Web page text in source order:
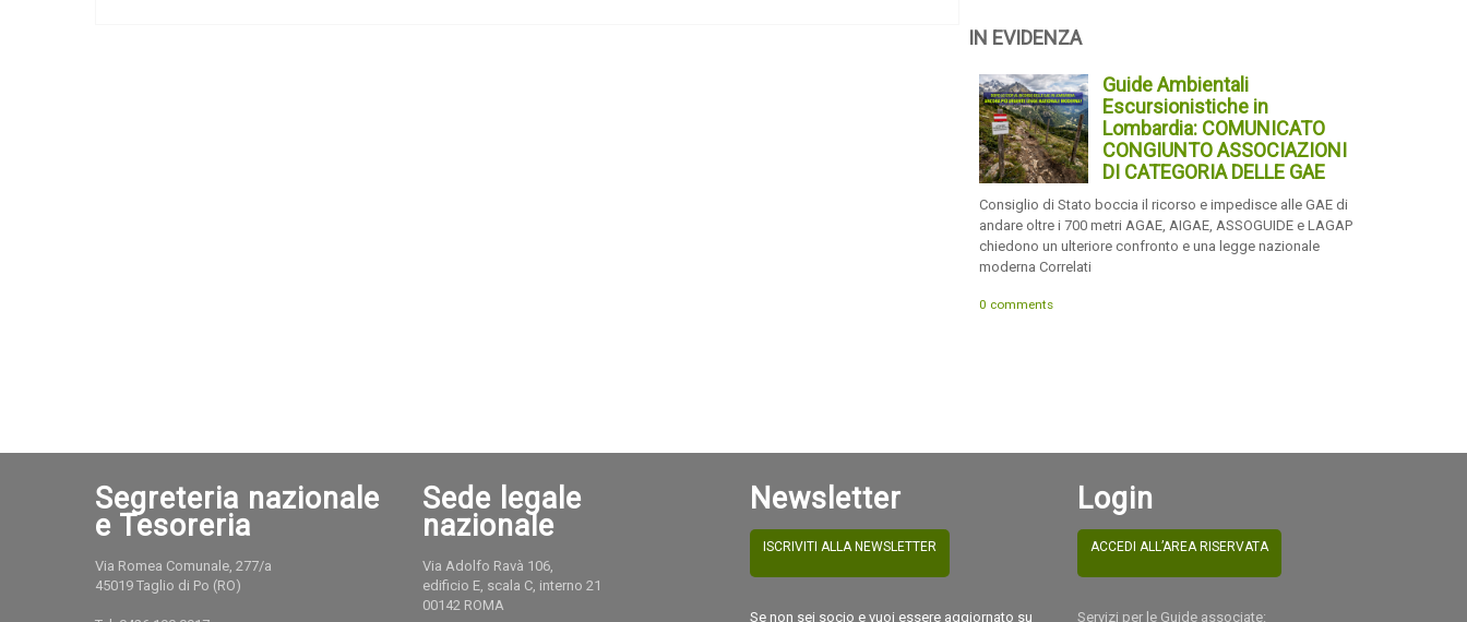
IN EVIDENZA
Guide Ambientali
Escursionistiche in
Lombardia: COMUNICATO
CONGIUNTO ASSOCIAZIONI
DI CATEGORIA DELLE GAE
Consiglio di Stato boccia il ricorso e impedisce alle GAE di
andare oltre i 700 metri AGAE, AIGAE, ASSOGUIDE e LAGAP
chiedono un ulteriore confronto e una legge nazionale
moderna Correlati
0 comments
Segreteria nazionale
e Tesoreria
Via Romea Comunale, 277/a
45019 Taglio di Po (RO)
Sede legale
nazionale
Via Adolfo Ravà 106,
edificio E, scala C, interno 21
00142 ROMA
Newsletter
ISCRIVITI ALLA NEWSLETTER
Se non sei socio e vuoi essere aggiornato su
Login
ACCEDI ALL’AREA RISERVATA
Servizi per le Guide associate: